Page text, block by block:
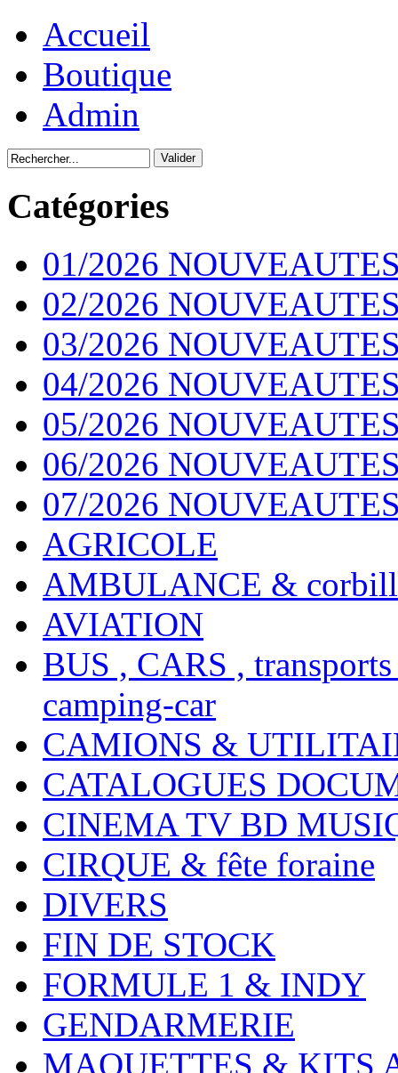
Accueil
Boutique
Admin
Catégories
01/2026
02/2026
03/2026
04/2026
05/2026
06/2026
07/2026
AGRICOLE
AMBULANCE &
AVIATION
BUS , CARS ,
camping-car
CAMIONS &
CATALOGUES
CINEMA TV BD
CIRQUE & fête foraine
DIVERS
FIN DE STOCK
FORMULE 1 & INDY
GENDARMERIE
MAQUETTES & KITS